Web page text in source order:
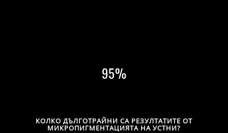
95
КОЛКО ДЪЛГОТРАЙНИ СА РЕЗУЛТАТИТЕ ОТ
МИКРОПИГМЕНТАЦИЯТА НА УСТНИ?